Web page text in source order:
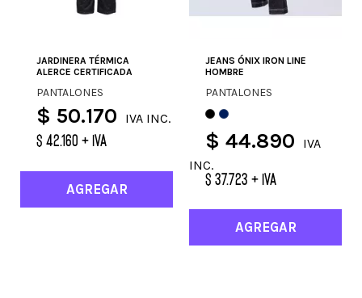
JARDINERA TÉRMICA
ALERCE CERTIFICADA
PANTALONES
$ 50.170 IVA INC.
$ 42.160 + IVA
AGREGAR
JEANS ÓNIX IRON LINE
HOMBRE
PANTALONES
$ 44.890
IVA
INC.
$ 37.723 + IVA
AGREGAR